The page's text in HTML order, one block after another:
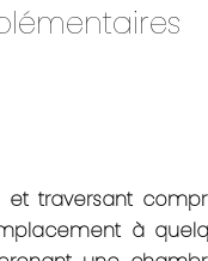
et traversant
à